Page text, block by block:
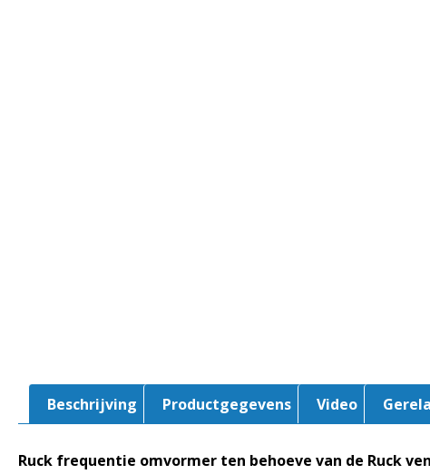
Beschrijving Productgegevens Video
Ruck frequentie omvormer ten behoeve van de Ruck